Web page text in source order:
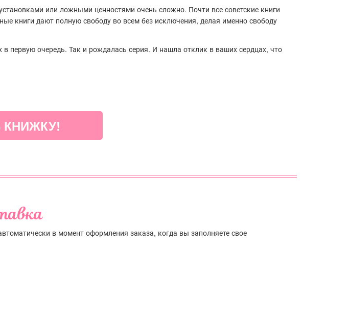
или ложными ценностями очень сложно. Почти все советские книги
книги дают полную свободу во всем без исключения, делая именно свободу
в первую очередь. Так и рождалась серия. И нашла отклик в ваших сердцах, что
КНИЖКУ!
в момент оформления заказа, когда вы заполняете свое